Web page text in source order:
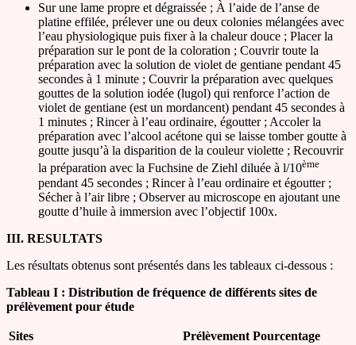
Sur une lame propre et dégraissée ; À l’aide de l’anse de
platine effilée, prélever une ou deux colonies mélangées avec
l’eau physiologique puis fixer à la chaleur douce ; Placer la
préparation sur le pont de la coloration ; Couvrir toute la
préparation avec la solution de violet de gentiane pendant 45
secondes à 1 minute ; Couvrir la préparation avec quelques
gouttes de la solution iodée (lugol) qui renforce l’action de
violet de gentiane (est un mordancent) pendant 45 secondes à
1 minutes ; Rincer à l’eau ordinaire, égoutter ; Accoler la
préparation avec l’alcool acétone qui se laisse tomber goutte à
goutte jusqu’à la disparition de la couleur violette ; Recouvrir
la préparation avec la Fuchsine de Ziehl diluée à l/10ème
pendant 45 secondes ; Rincer à l’eau ordinaire et égoutter ;
Sécher à l’air libre ; Observer au microscope en ajoutant une
goutte d’huile à immersion avec l’objectif 100x.
III. RESULTATS
Les résultats obtenus sont présentés dans les tableaux ci-dessous :
Tableau I : Distribution de fréquence de différents sites de
prélèvement pour étude
Sites Prélèvement Pourcentage